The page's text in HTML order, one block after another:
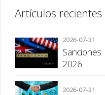
Artículos recientes
2026-07-31
Sanciones
2026
2026-07-31